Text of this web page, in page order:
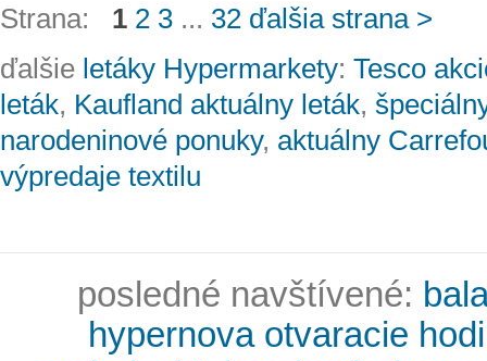
Strana: 1 2 3 ... 32 ďalšia strana >
ďalšie letáky Hypermarkety: Tesco
leták, Kaufland aktuálny leták,
narodeninové ponuky, aktuálny
výpredaje textilu
posledné navštívené:
hypernova otvaracie